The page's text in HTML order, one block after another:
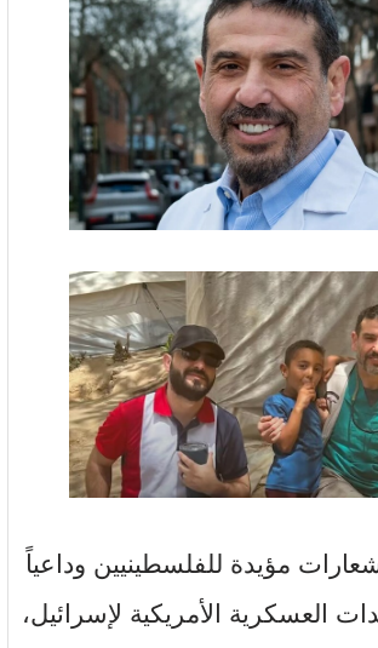
مؤيدة للفلسطينيين وداعياً
العسكرية الأمريكية لإسرائيل،